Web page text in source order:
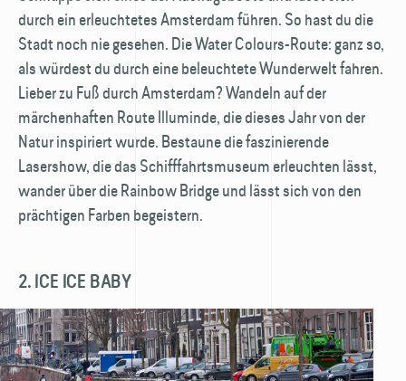
durch ein erleuchtetes Amsterdam führen. So hast du die
Stadt noch nie gesehen. Die Water Colours-Route: ganz so,
als würdest du durch eine beleuchtete Wunderwelt fahren.
Lieber zu Fuß durch Amsterdam? Wandeln auf der
märchenhaften Route Illuminde, die dieses Jahr von der
Natur inspiriert wurde. Bestaune die faszinierende
Lasershow, die das Schiff­fahrts­museum erleuchten lässt,
wander über die Rainbow Bridge und lässt sich von den
prächtigen Farben begeistern.
2. ICE ICE BABY